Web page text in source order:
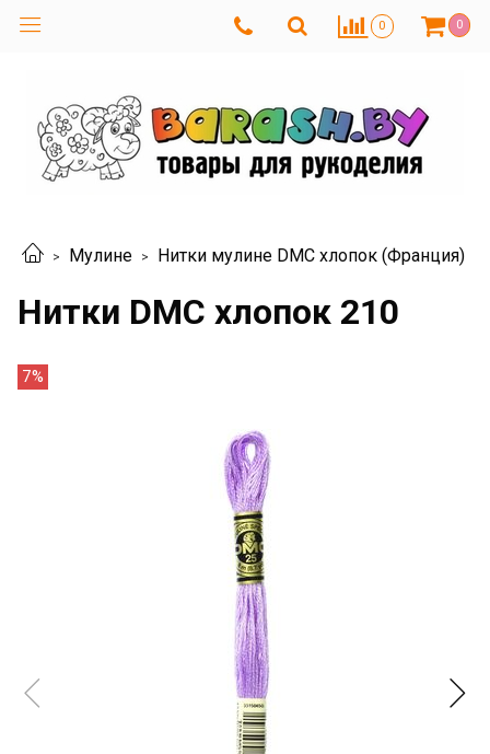
0 0
Мулине Нитки мулине DMC хлопок (Франция)
Нитки DMC хлопок 210
7%